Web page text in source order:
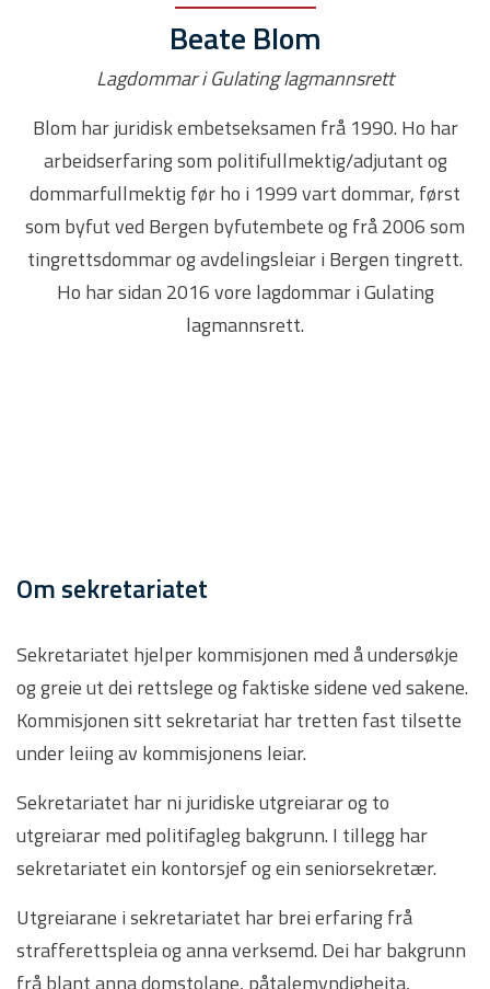
Beate Blom
Lagdommar i Gulating lagmannsrett
Blom har juridisk embetseksamen frå 1990. Ho har
arbeidserfaring som politifullmektig/adjutant og
dommarfullmektig før ho i 1999 vart dommar, først
som byfut ved Bergen byfutembete og frå 2006 som
tingrettsdommar og avdelingsleiar i Bergen tingrett.
Ho har sidan 2016 vore lagdommar i Gulating
lagmannsrett.
Om sekretariatet
Sekretariatet hjelper kommisjonen med å undersøkje
og greie ut dei rettslege og faktiske sidene ved sakene.
Kommisjonen sitt sekretariat har tretten fast tilsette
under leiing av kommisjonens leiar.
Sekretariatet har ni juridiske utgreiarar og to
utgreiarar med politifagleg bakgrunn. I tillegg har
sekretariatet ein kontorsjef og ein seniorsekretær.
Utgreiarane i sekretariatet har brei erfaring frå
strafferettspleia og anna verksemd. Dei har bakgrunn